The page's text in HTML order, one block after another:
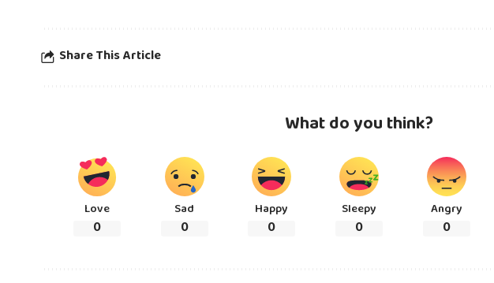
Share This Article
What do you think?
Love
0
Sad
0
Happy
0
Sleepy
0
Angry
0